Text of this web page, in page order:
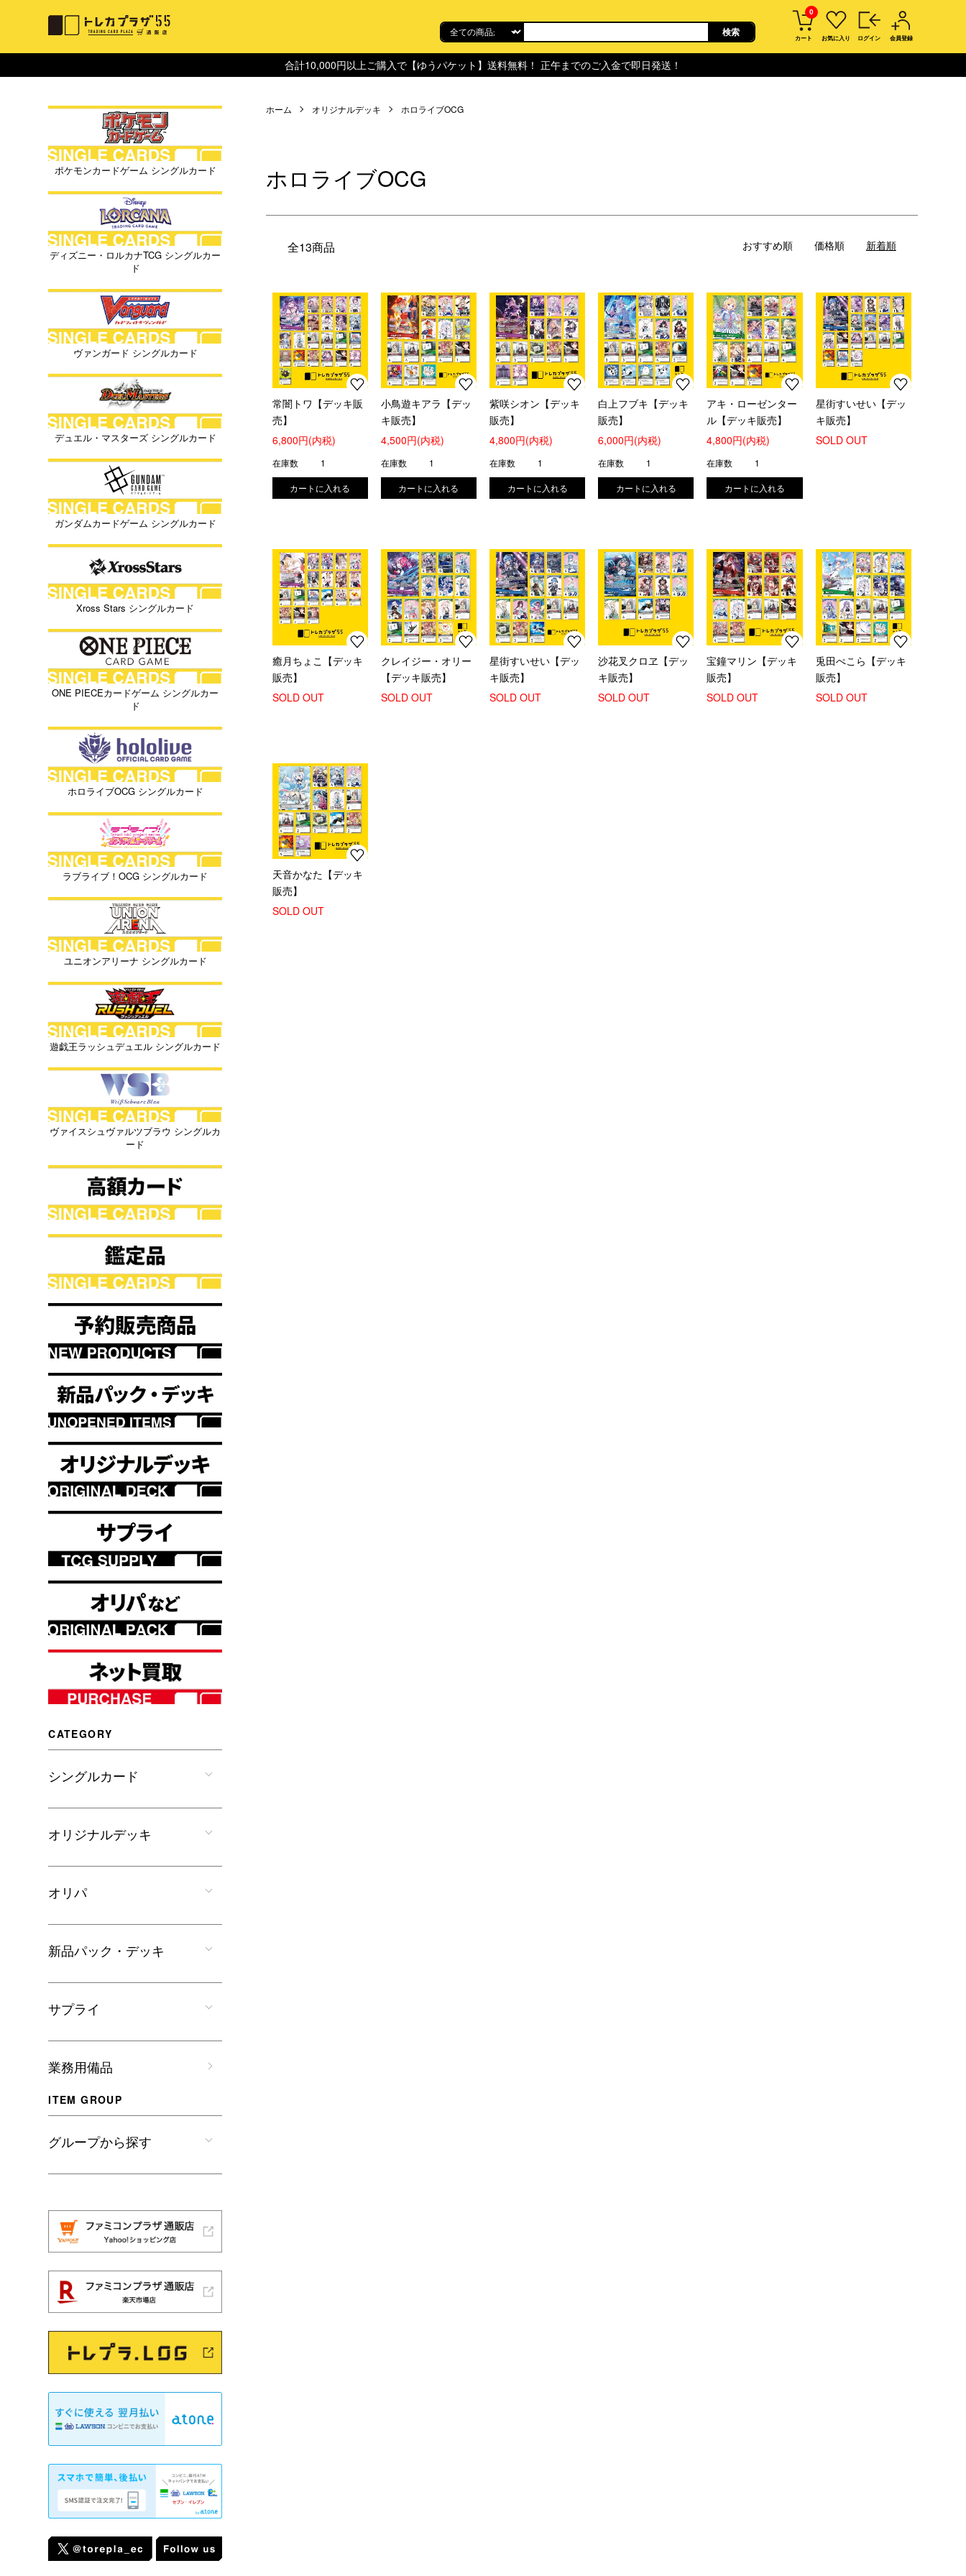
0
カート お気に入り ログイン 会員登録
合計10,000円以上ご購入で【ゆうパケット】送料無料！ 正午までのご入金で即日発送！
ホーム オリジナルデッキ ホロライブOCG
ホロライブOCG
全13商品 おすすめ順 価格順 新着順
常闇トワ【デッキ販
売】
6,800円(内税)
在庫数 1
小鳥遊キアラ【デッ
キ販売】
4,500円(内税)
在庫数 1
紫咲シオン【デッキ
販売】
4,800円(内税)
在庫数 1
白上フブキ【デッキ
販売】
6,000円(内税)
在庫数 1
アキ・ローゼンター
ル【デッキ販売】
4,800円(内税)
在庫数 1
星街すいせい【デッ
キ販売】
SOLD OUT
癒月ちょこ【デッキ
販売】
SOLD OUT
クレイジー・オリー
【デッキ販売】
SOLD OUT
星街すいせい【デッ
キ販売】
SOLD OUT
沙花叉クロヱ【デッ
キ販売】
SOLD OUT
宝鐘マリン【デッキ
販売】
SOLD OUT
兎田ぺこら【デッキ
販売】
SOLD OUT
天音かなた【デッキ
販売】
SOLD OUT
ポケモンカードゲーム シングルカード
ディズニー・ロルカナTCG シングルカー
ド
ヴァンガード シングルカード
デュエル・マスターズ シングルカード
ガンダムカードゲーム シングルカード
Xross Stars シングルカード
ONE PIECEカードゲーム シングルカー
ド
ホロライブOCG シングルカード
ラブライブ！OCG シングルカード
ユニオンアリーナ シングルカード
遊戯王ラッシュデュエル シングルカード
ヴァイスシュヴァルツブラウ シングルカ
ード
CATEGORY
シングルカード
オリジナルデッキ
オリパ
新品パック・デッキ
サプライ
業務用備品
ITEM GROUP
グループから探す